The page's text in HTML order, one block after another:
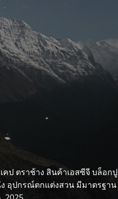
ป ตราช้าง สินค้าเอสซีจี บล็อกปู
อุปกรณ์ตกแต่งสวน มีมาตรฐาน